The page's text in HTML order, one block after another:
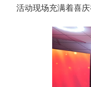
活动现场充满着喜